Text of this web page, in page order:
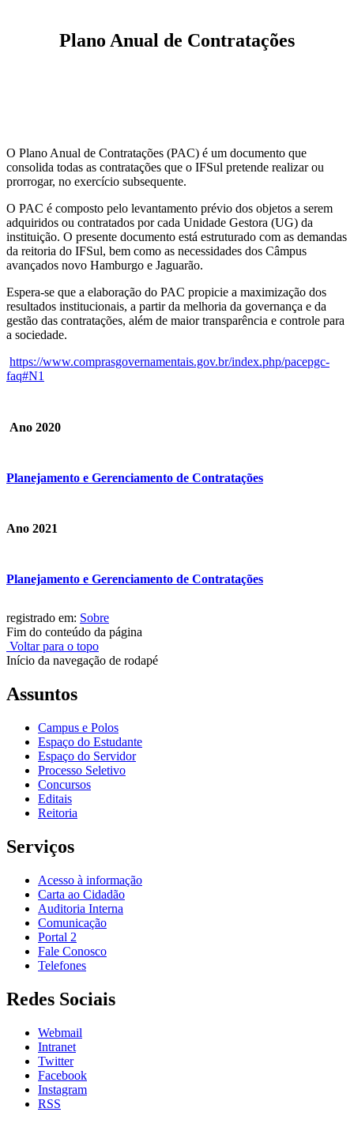
Plano Anual de Contratações
O Plano Anual de Contratações (PAC) é um documento que
consolida todas as contratações que o IFSul pretende realizar ou
prorrogar, no exercício subsequente.
O PAC é composto pelo levantamento prévio dos objetos a serem
adquiridos ou contratados por cada Unidade Gestora (UG) da
instituição. O presente documento está estruturado com as demandas
da reitoria do IFSul, bem como as necessidades dos Câmpus
avançados novo Hamburgo e Jaguarão.
Espera-se que a elaboração do PAC propicie a maximização dos
resultados institucionais, a partir da melhoria da governança e da
gestão das contratações, além de maior transparência e controle para
a sociedade.
https://www.comprasgovernamentais.gov.br/index.php/pacepgc-
faq#N1
Ano 2020
Planejamento e Gerenciamento de Contratações
Ano 2021
Planejamento e Gerenciamento de Contratações
registrado em: Sobre
Fim do conteúdo da página
Voltar para o topo
Início da navegação de rodapé
Assuntos
Campus e Polos
Espaço do Estudante
Espaço do Servidor
Processo Seletivo
Concursos
Editais
Reitoria
Serviços
Acesso à informação
Carta ao Cidadão
Auditoria Interna
Comunicação
Portal 2
Fale Conosco
Telefones
Redes Sociais
Webmail
Intranet
Twitter
Facebook
Instagram
RSS